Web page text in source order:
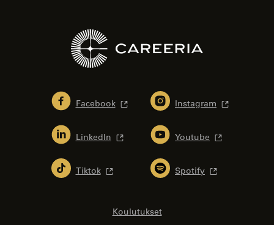
Facebook Instagram
LinkedIn Youtube
Tiktok Spotify
Koulutukset